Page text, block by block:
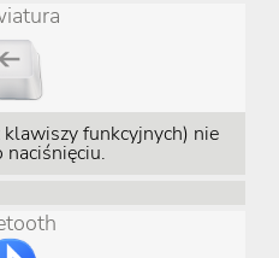
funkcyjnych) nie
naciśnięciu.